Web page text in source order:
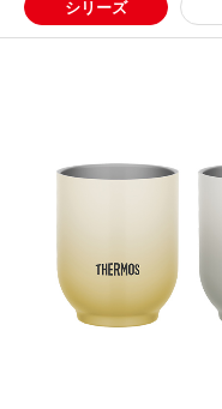
シリーズ